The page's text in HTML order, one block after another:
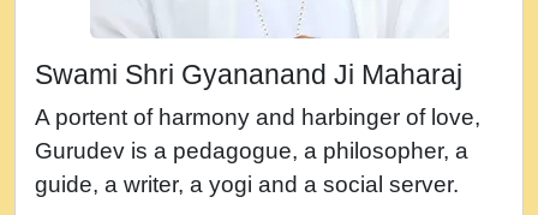
न म गवद गपल गद फर, पयर महन न रझद फर! shri
नह भरस रह लडडल... अपन खट करम क !!!! मह दद
सहर चरण क .....mp3
बगड नसब कसन सवर तर बगर Shri ravinandan
shastri ji maharaj.mp3
Swami Shri Gyananand Ji Maharaj
A portent of harmony and harbinger of love,
Gurudev is a pedagogue, a philosopher, a
guide, a writer, a yogi and a social server.